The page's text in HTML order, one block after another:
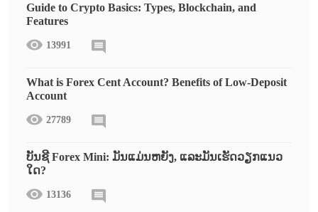
Guide to Crypto Basics: Types, Blockchain, and
Features
13991
What is Forex Cent Account? Benefits of Low-Deposit
Account
27789
ບັນຊີ Forex Mini: ມັນແມ່ນຫຍັງ, ແລະມັນເຮັດວຽກແນວ
ໃດ?
13136